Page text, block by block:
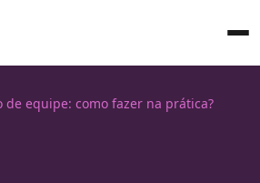
de equipe: como fazer na prática?